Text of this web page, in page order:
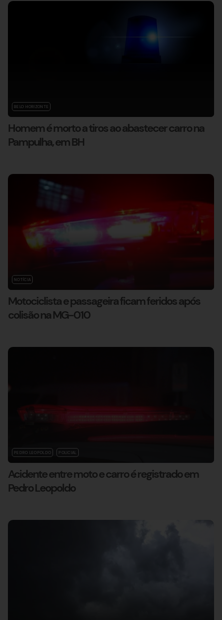
BELO HORIZONTE
Homem é morto a tiros ao abastecer carro na
Pampulha, em BH
NOTÍCIA
Motociclista e passageira ficam feridos após
colisão na MG-010
PEDRO LEOPOLDO POLICIAL
Acidente entre moto e carro é registrado em
Pedro Leopoldo